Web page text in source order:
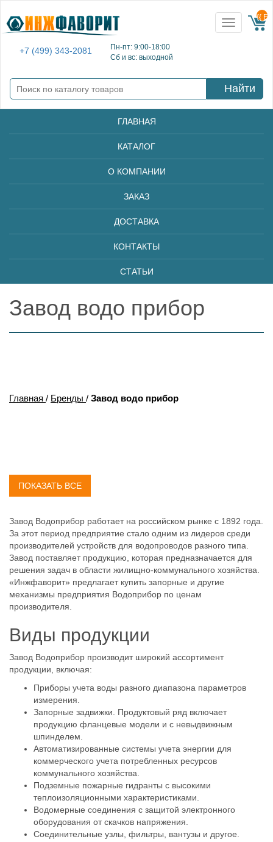
+7 (499) 343-2081
Пн-пт: 9:00-18:00
Сб и вс: выходной
Toggle
navigation
{{
Найти
ГЛАВНАЯ
КАТАЛОГ
О КОМПАНИИ
ЗАКАЗ
ДОСТАВКА
КОНТАКТЫ
СТАТЬИ
Завод водо прибор
Главная / Бренды / Завод водо прибор
ПОКАЗАТЬ ВСЕ
Завод Водоприбор работает на российском рынке с 1892 года.
За этот период предприятие стало одним из лидеров среди
производителей устройств для водопроводов разного типа.
Завод поставляет продукцию, которая предназначается для
решения задач в области жилищно-коммунального хозяйства.
«Инжфаворит» предлагает купить запорные и другие
механизмы предприятия Водоприбор по ценам
производителя.
Виды продукции
Завод Водоприбор производит широкий ассортимент
продукции, включая:
Приборы учета воды разного диапазона параметров
измерения.
Запорные задвижки. Продуктовый ряд включает
продукцию фланцевые модели и с невыдвижным
шпинделем.
Автоматизированные системы учета энергии для
коммерческого учета потребленных ресурсов
коммунального хозяйства.
Подземные пожарные гидранты с высокими
теплоизоляционными характеристиками.
Водомерные соединения с защитой электронного
оборудования от скачков напряжения.
Соединительные узлы, фильтры, вантузы и другое.